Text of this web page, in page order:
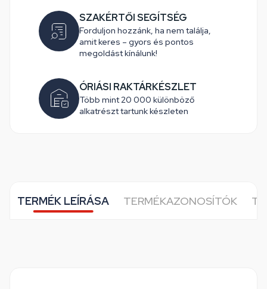
SZAKÉRTŐI SEGÍTSÉG
Forduljon hozzánk, ha nem találja,
amit keres – gyors és pontos
megoldást kínálunk!
ÓRIÁSI RAKTÁRKÉSZLET
Több mint 20 000 különböző
alkatrészt tartunk készleten
TERMÉK LEÍRÁSA TERMÉKAZONOSÍTÓK